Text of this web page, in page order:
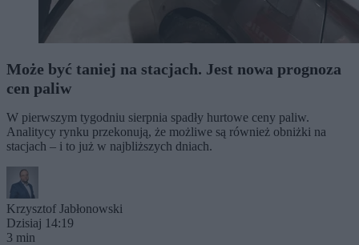
Może być taniej na stacjach. Jest nowa prognoza
cen paliw
W pierwszym tygodniu sierpnia spadły hurtowe ceny paliw.
Analitycy rynku przekonują, że możliwe są również obniżki na
stacjach – i to już w najbliższych dniach.
Krzysztof Jabłonowski
Dzisiaj 14:19
3 min